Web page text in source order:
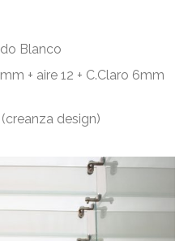
Blanco
+ aire 12 + C.Claro 6mm
design)